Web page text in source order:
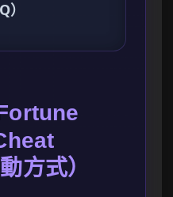
方式）